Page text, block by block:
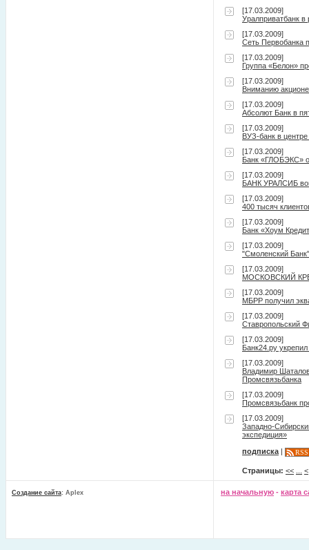
[17.03.2009]
Уралприватбанк в
[17.03.2009]
Сеть Первобанка
[17.03.2009]
Группа «Белон»
[17.03.2009]
Вниманию
[17.03.2009]
Абсолют Банк в
[17.03.2009]
ВУЗ-банк в
[17.03.2009]
Банк «ГЛОБЭКС»
[17.03.2009]
БАНК УРАЛСИБ
[17.03.2009]
400 тысяч
[17.03.2009]
Банк «Хоум
[17.03.2009]
"Смоленский
[17.03.2009]
МОСКОВСКИЙ
[17.03.2009]
МБРР получил
[17.03.2009]
Ставропольский
[17.03.2009]
Банк24.ру
[17.03.2009]
Владимир
Промсвязьбанка
[17.03.2009]
Промсвязьбанк
[17.03.2009]
Западно-
экспедиция»
подписка | RSS
Страницы: << <
Создание сайта: Aplex на начальную - карта